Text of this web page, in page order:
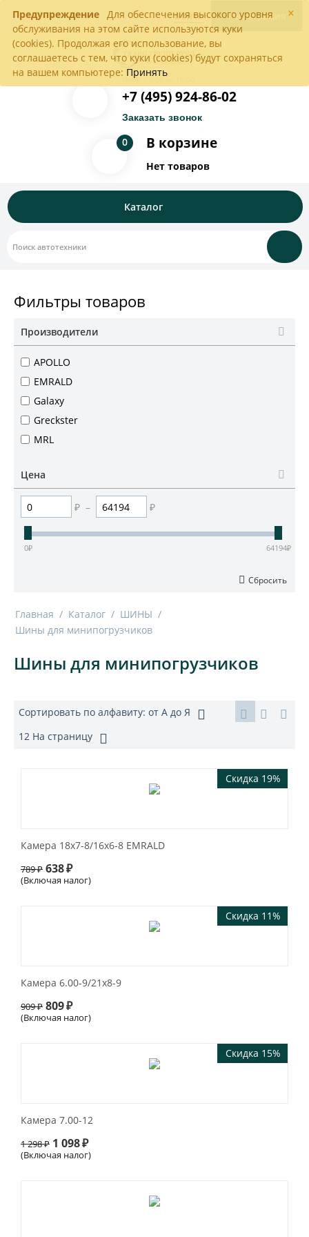
×
Предупреждение Для обеспечения высокого уровня
обслуживания на этом сайте используются куки
(cookies). Продолжая его использование, вы
соглашаетесь с тем, что куки (cookies) будут сохраняться
на вашем компьютере: Принять
Войти Регистрация
Пн-Пт с 9:00 до 18:00
+7 (495) 924-86-02
Заказать звонок
В корзине
0
Нет товаров
Каталог
Фильтры товаров
Производители
APOLLO
EMRALD
Galaxy
Greckster
MRL
Цена
₽ – ₽
0₽ 64194₽
Сбросить
Главная / Каталог / ШИНЫ /
Шины для минипогрузчиков
Шины для минипогрузчиков
Сортировать по алфавиту: от А до Я
12 На страницу
Скидка 19%
Камера 18х7-8/16х6-8 EMRALD
789₽ 638₽
(Включая налог)
Скидка 11%
Камера 6.00-9/21х8-9
909₽ 809₽
(Включая налог)
Скидка 15%
Камера 7.00-12
1 298₽ 1 098₽
(Включая налог)